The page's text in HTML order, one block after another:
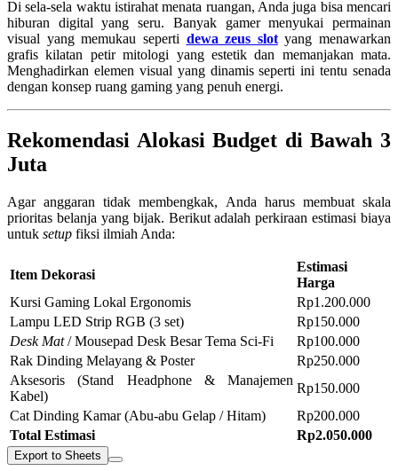
Di sela-sela waktu istirahat menata ruangan, Anda juga bisa mencari
hiburan digital yang seru. Banyak gamer menyukai permainan
visual yang memukau seperti dewa zeus slotyang menawarkan
grafis kilatan petir mitologi yang estetik dan memanjakan mata.
Menghadirkan elemen visual yang dinamis seperti ini tentu senada
dengan konsep ruang gaming yang penuh energi.
Rekomendasi Alokasi Budget di Bawah 3
Juta
Agar anggaran tidak membengkak, Anda harus membuat skala
prioritas belanja yang bijak. Berikut adalah perkiraan estimasi biaya
untuk setup fiksi ilmiah Anda:
Item Dekorasi
Estimasi
Harga
Kursi Gaming Lokal Ergonomis
Rp1.200.000
Lampu LED Strip RGB (3 set)
Rp150.000
Desk Mat/ Mousepad Desk Besar Tema Sci-Fi
Rp100.000
Rak Dinding Melayang & Poster
Rp250.000
Aksesoris (Stand Headphone & Manajemen
Kabel)
Rp150.000
Cat Dinding Kamar (Abu-abu Gelap / Hitam)
Rp200.000
Total Estimasi
Rp2.050.000
Export to Sheets